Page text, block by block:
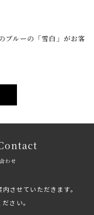
ブルーの「雪白」がお客
わせ
させていただきます。
さい。